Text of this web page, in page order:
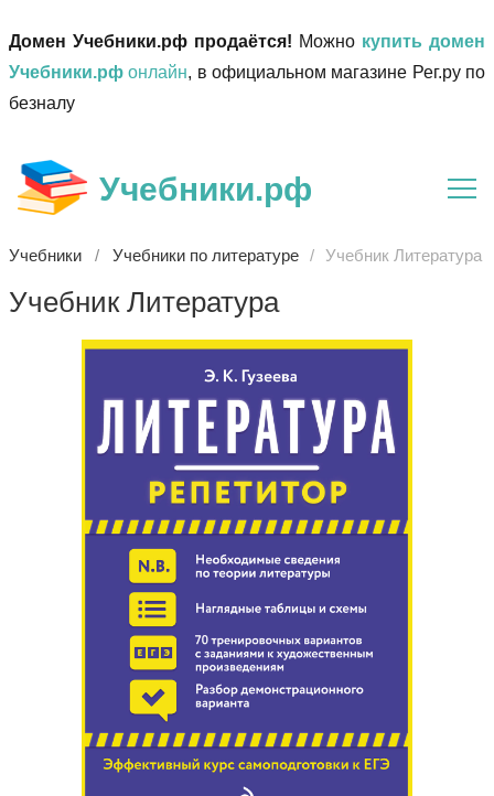
Домен Учебники.рф продаётся! Можно купить домен
Учебники.рф онлайн, в официальном магазине Рег.ру по
безналу
Учебники.рф
Учебники Учебники по литературе Учебник Литература
Учебник Литература